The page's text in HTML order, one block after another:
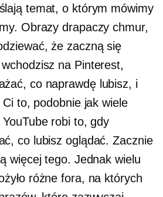
temat, o którym mówimy
Obrazy drapaczy chmur,
że zaczną się
na Pinterest,
co naprawdę lubisz, i
to, podobnie jak wiele
robi to, gdy
co lubisz oglądać. Zacznie
więcej tego. Jednak wielu
różne fora, na których